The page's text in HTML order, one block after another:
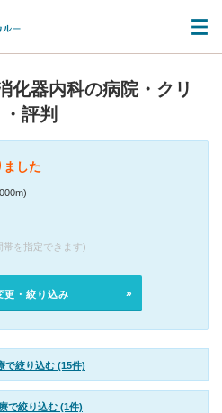
化器内科の病院・クリ
評判
ました
帯を指定できます)
更・絞り込み
で絞り込む (15件)
で絞り込む (1件)